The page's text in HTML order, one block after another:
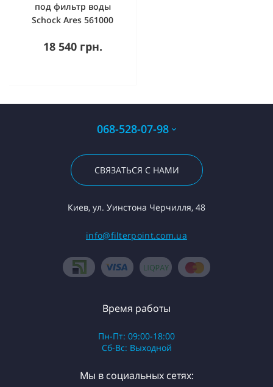
под фильтр воды
Schock Ares 561000
18 540 грн.
068-528-07-98
СВЯЗАТЬСЯ С НАМИ
Киев, ул. Уинстона Черчилля, 48
info@filterpoint.com.ua
Время работы
Пн-Пт: 09:00-18:00
Сб-Вс: Выходной
Мы в социальных сетях: